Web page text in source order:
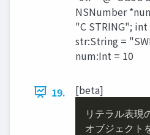
NSNumber
"C STRING";
str:String =
num:Int = 10
19. [beta]
リテラル表現
オブジェクト